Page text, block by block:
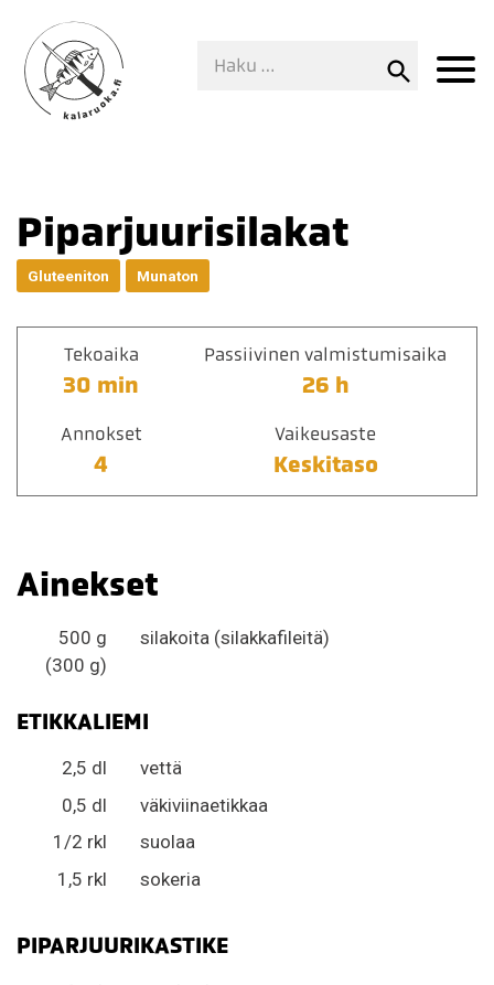
Piparjuurisilakat
Gluteeniton Munaton
Tekoaika
30 min
Passiivinen valmistumisaika
26 h
Annokset
4
Vaikeusaste
Keskitaso
Ainekset
500 g
(300 g)
silakoita (silakkafileitä)
ETIKKALIEMI
2,5 dl
vettä
0,5 dl
väkiviinaetikkaa
1/2 rkl
suolaa
1,5 rkl
sokeria
PIPARJUURIKASTIKE